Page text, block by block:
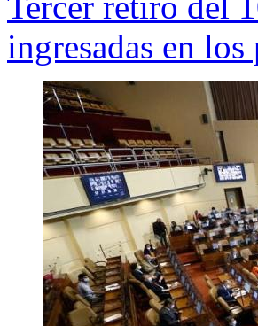
ingresadas en